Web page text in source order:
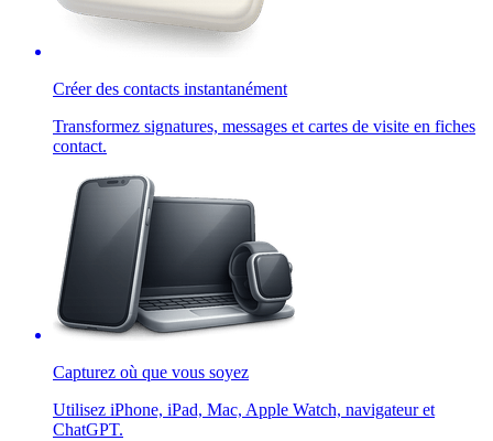
Créer des contacts instantanément
Transformez signatures, messages et cartes de visite en fiches
contact.
Capturez où que vous soyez
Utilisez iPhone, iPad, Mac, Apple Watch, navigateur et
ChatGPT.